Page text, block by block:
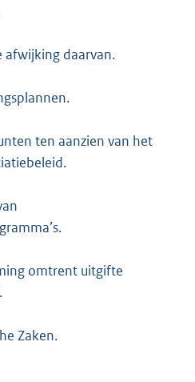
afwijking daarvan.
ten aanzien van het
omtrent uitgifte
Zaken.